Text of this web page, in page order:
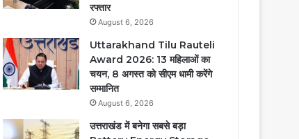
रफ्तार
August 6, 2026
Uttarakhand Tilu Rauteli
Award 2026: 13 महिलाओं का
चयन, 8 अगस्त को सीएम धामी करेंगे
सम्मानित
August 6, 2026
उत्तराखंड में बनेगा सबसे बड़ा